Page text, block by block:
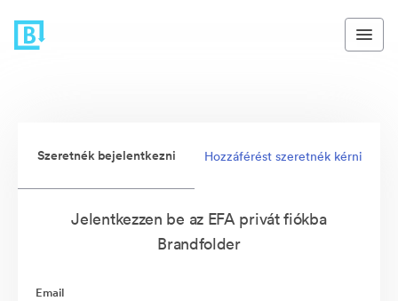
Szeretnék bejelentkezni Hozzáférést szeretnék kérni
Jelentkezzen be az EFA privát fiókba
Brandfolder
Email